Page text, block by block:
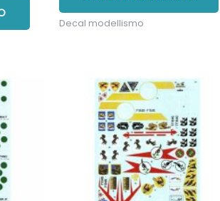
€7,00.€5,00.
Decal modellismo